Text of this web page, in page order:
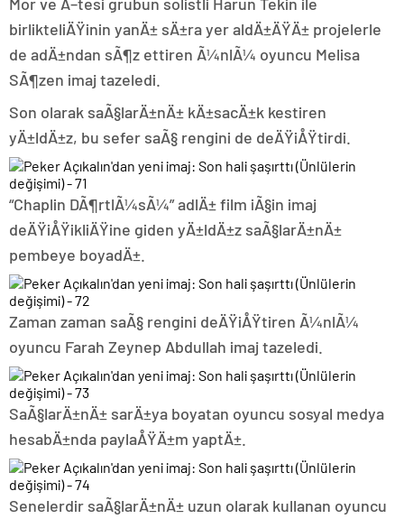
birlikteliÄŸinin yanÄ± sÄ±ra yer aldÄ±ÄŸÄ± projelerle
de adÄ±ndan sÃ¶z ettiren Ã¼nlÃ¼ oyuncu Melisa
SÃ¶zen imaj tazeledi.
Son olarak saÃ§larÄ±nÄ± kÄ±sacÄ±k kestiren
yÄ±ldÄ±z, bu sefer saÃ§ rengini de deÄŸiÅŸtirdi.
“Chaplin DÃ¶rtlÃ¼sÃ¼” adlÄ± film iÃ§in imaj
deÄŸiÅŸikliÄŸine giden yÄ±ldÄ±z saÃ§larÄ±nÄ±
pembeye boyadÄ±.
Zaman zaman saÃ§ rengini deÄŸiÅŸtiren Ã¼nlÃ¼
oyuncu Farah Zeynep Abdullah imaj tazeledi.
SaÃ§larÄ±nÄ± sarÄ±ya boyatan oyuncu sosyal medya
hesabÄ±nda paylaÅŸÄ±m yaptÄ±.
Senelerdir saÃ§larÄ±nÄ± uzun olarak kullanan oyuncu